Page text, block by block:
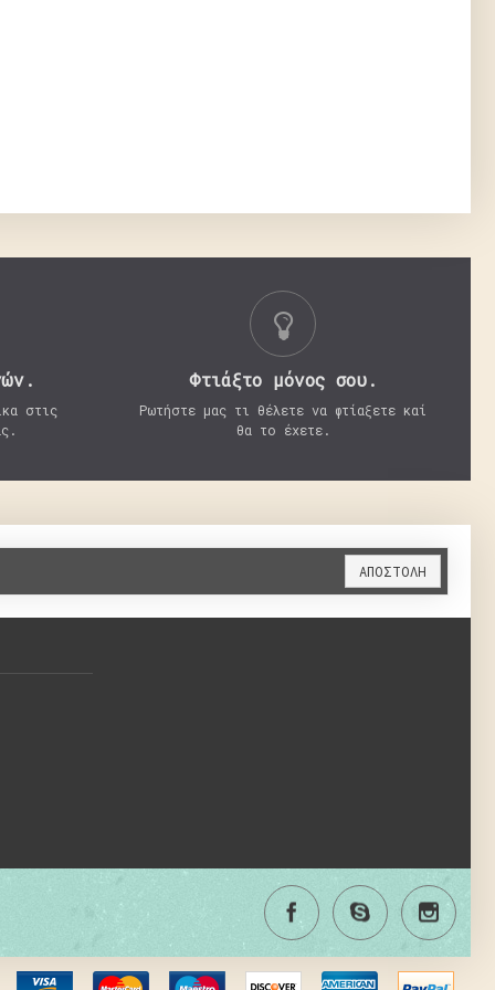
στις
Φτιάξτο μόνος σου.
Ρωτήστε μας τι θέλετε να φτίαξετε καί
θα το έχετε.
ΑΠΟΣΤΟΛΉ